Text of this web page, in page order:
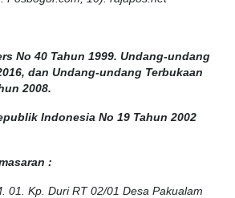
No 40 Tahun 1999. Undang-undang
dan Undang-undang Terbukaan
2008.
Indonesia No 19 Tahun 2002
:
01. Kp. Duri RT 02/01 Desa Pakualam